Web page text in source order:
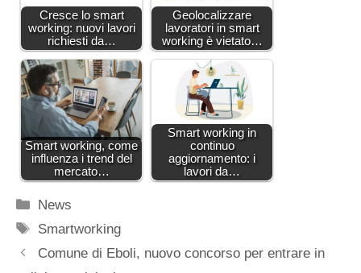
Cresce lo smart
working: nuovi lavori
richiesti da…
Geolocalizzare
lavoratori in smart
working è vietato…
Smart working, come
influenza i trend del
mercato…
Smart working in
continuo
aggiornamento: i
lavori da…
Categorie
News
Tag
Smartworking
Comune di Eboli, nuovo concorso per entrare in